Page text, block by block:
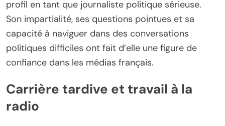
profil en tant que journaliste politique sérieuse.
Son impartialité, ses questions pointues et sa
capacité à naviguer dans des conversations
politiques difficiles ont fait d’elle une figure de
confiance dans les médias français.
Carrière tardive et travail à la
radio